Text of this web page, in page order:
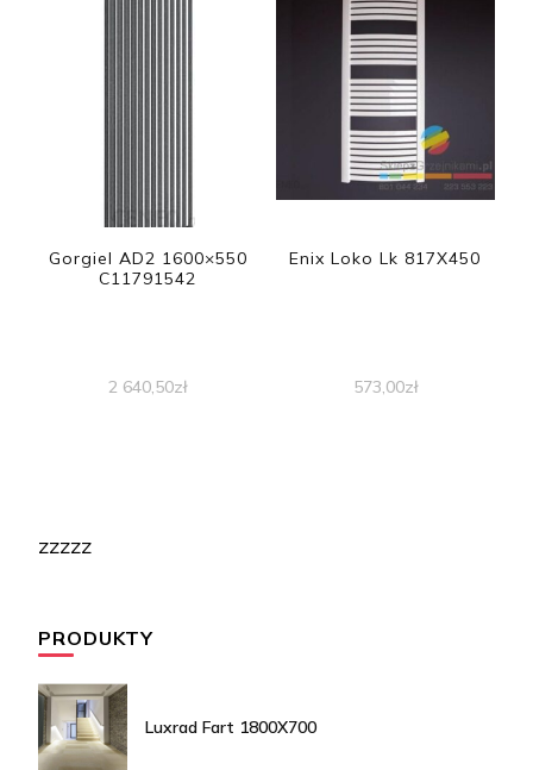
Gorgiel AD2 1600×550
C11791542
2 640,50zł
Enix Loko Lk 817X450
573,00zł
zzzzz
PRODUKTY
Luxrad Fart 1800X700